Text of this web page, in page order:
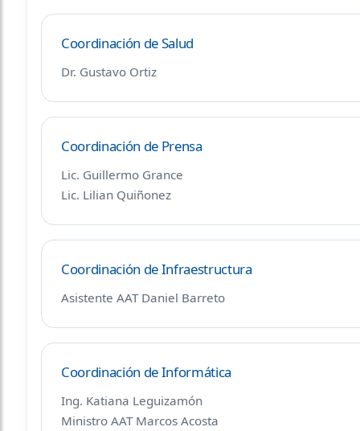
Coordinación de Salud
Dr. Gustavo Ortiz
Coordinación de Prensa
Lic. Guillermo Grance
Lic. Lilian Quiñonez
Coordinación de Infraestructura
Asistente AAT Daniel Barreto
Coordinación de Informática
Ing. Katiana Leguizamón
Ministro AAT Marcos Acosta